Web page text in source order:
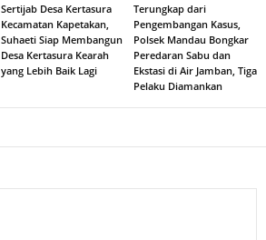
Sertijab Desa Kertasura
Kecamatan Kapetakan,
Suhaeti Siap Membangun
Desa Kertasura Kearah
yang Lebih Baik Lagi
Terungkap dari
Pengembangan Kasus,
Polsek Mandau Bongkar
Peredaran Sabu dan
Ekstasi di Air Jamban, Tiga
Pelaku Diamankan